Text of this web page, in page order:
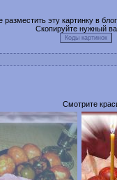
разместить эту картинку в
Скопируйте нужный
Смотрите